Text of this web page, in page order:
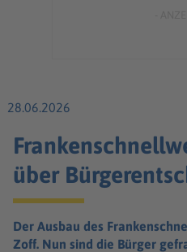
28.06.2026
über
Der Ausbau des
Zoff. Nun sind die Bürger